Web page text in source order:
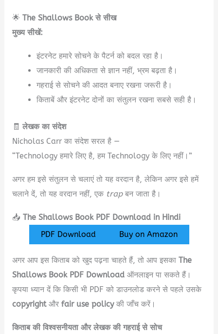
🌟The Shallows Book से सीख
मुख्य सीखें:
इंटरनेट हमारे सोचने के पैटर्न को बदल रहा है।
जानकारी की अधिकता से ज्ञान नहीं, भ्रम बढ़ता है।
गहराई से सोचने की आदत बनाए रखना जरूरी है।
किताबें और इंटरनेट दोनों का संतुलन रखना सबसे सही है।
🧾लेखक का संदेश
Nicholas Carr का संदेश सरल है —
“Technology हमारे लिए है, हम Technology के लिए नहीं।”
अगर हम इसे संतुलन से चलाएं तो यह वरदान है, लेकिन अगर इसे हमें
चलाने दें, तो यह वरदान नहीं, एक trapबन जाता है।
📥The Shallows Book PDF Download in Hindi
PDF Download
Buy on Amazon
अगर आप इस किताब को खुद पढ़ना चाहते हैं, तो आप इसकाThe
Shallows Book PDF Download ऑनलाइन पा सकते हैं।
कृपया ध्यान दें कि किसी भी PDF को डाउनलोड करने से पहले उसके
copyrightऔरfair use policyकी जाँच करें।
किताब की विश्वसनीयता और लेखक की गहराई से सोच